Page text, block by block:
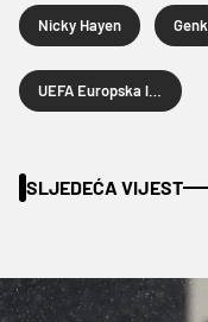
Nicky Hayen Genk
SLJEDEĆA VIJEST